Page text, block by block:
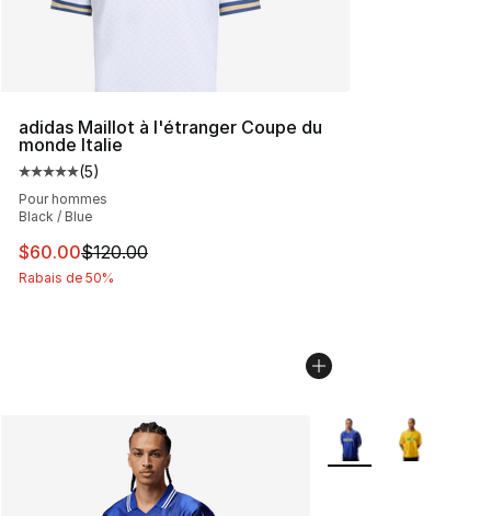
adidas Maillot à l'étranger Coupe du
monde Italie
Cote moyenne du client - [5 sur 5 étoiles], 5
(5)
Pour hommes
Black / Blue
Cet article est en solde. Le prix est passé de $120.00 à
$60.00$120.00
Rabais de 50%
Plus de couleurs